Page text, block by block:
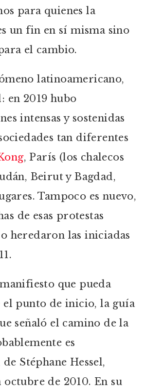
para quienes la
un fin en sí misma sino
el cambio.
latinoamericano,
en 2019 hubo
intensas y sostenidas
tan diferentes
, París (los chalecos
Beirut y Bagdad,
Tampoco es nuevo,
de esas protestas
heredaron las iniciadas
que pueda
el punto de inicio, la guía
señaló el camino de la
es
de Stéphane Hessel,
de 2010. En su